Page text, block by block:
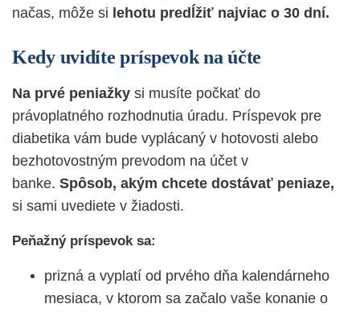
načas, môže si lehotu predĺžiť najviac o 30 dní.
Kedy uvidíte príspevok na účte
Na prvé peniažky si musíte počkať do
právoplatného rozhodnutia úradu. Príspevok pre
diabetika vám bude vyplácaný v hotovosti alebo
bezhotovostným prevodom na účet v
banke. Spôsob, akým chcete dostávať peniaze,
si sami uvediete v žiadosti.
Peňažný príspevok sa:
prizná a vyplatí od prvého dňa kalendárneho
mesiaca, v ktorom sa začalo vaše konanie o